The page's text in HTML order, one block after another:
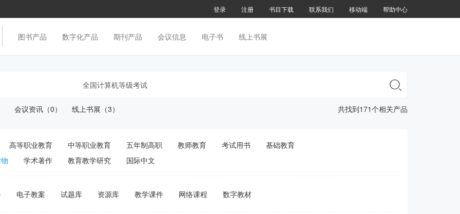
登录 注册 书目下载 联系我们 移动端 帮助中心
图书产品 数字化产品 期刊产品 会议信息 电子书 线上书展

会议资讯（0） 线上书展（3） 共找到171个相关产品
高等职业教育 中等职业教育 五年制高职 教师教育 考试用书
基础教育
学术著作 教育教学研究 国际中文
电子教案 试题库 资源库 教学课件 网络课程 数字教材